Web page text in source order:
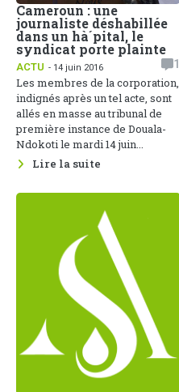
Cameroun : une
journaliste déshabillée
dans un hà´pital, le
syndicat porte plainte
ACTU - 14 juin 2016
1
Les membres de la corporation,
indignés après un tel acte, sont
allés en masse au tribunal de
première instance de Douala-
Ndokoti le mardi 14 juin...
Lire la suite